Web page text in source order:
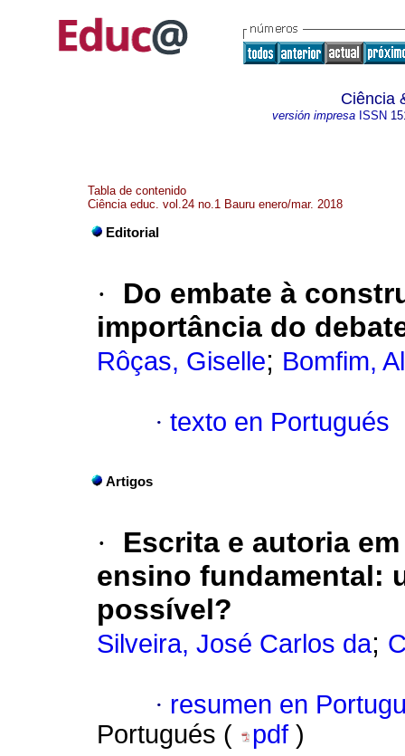
Ciência
versión impresaISSN
Tabla de contenido
Ciência educ. vol.24 no.1 Bauru enero/mar. 2018
Editorial
·
Do embate à
importância do
Rôças, Giselle; Bomfim,
· texto en Portugués
Artigos
·
Escrita e autoria
ensino fundamental:
possível?
Silveira, José Carlos da;
· resumen en
Portugués (
pdf )